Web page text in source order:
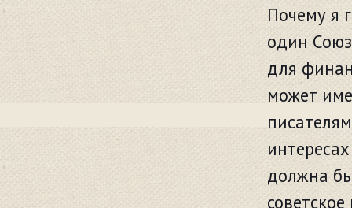
Почему я
один
для
может
должна